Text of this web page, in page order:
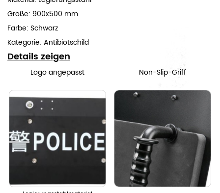
Größe: 900x500 mm
Farbe: Schwarz
Kategorie: Antibiotschild
Details zeigen
Logo angepasst Non-Slip-Griff